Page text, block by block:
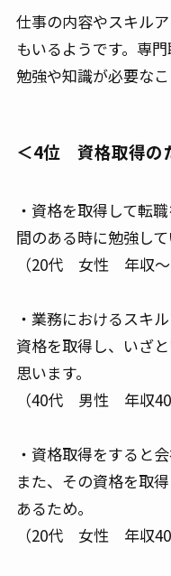
仕事の内容やスキル
もいるようです。専
勉強や知識が必要なこ
＜4位 資格取得の
・資格を取得して転
間のある時に勉強して
（20代 女性 年収～
・業務におけるスキ
資格を取得し、いざ
思います。
（40代 男性 年収
・資格取得をすると
また、その資格を取
あるため。
（20代 女性 年収